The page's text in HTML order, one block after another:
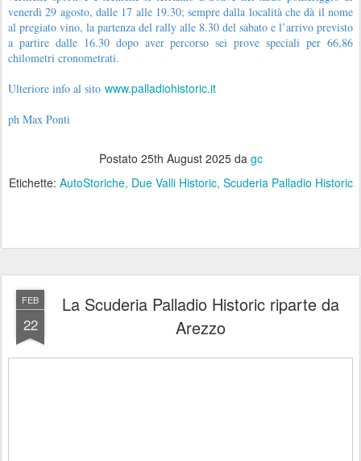
venerdì 29 agosto, dalle 17 alle 19.30; sempre dalla località che dà il nome
al pregiato vino, la partenza del rally alle 8.30 del sabato e l’arrivo previsto
a partire dalle 16.30 dopo aver percorso sei prove speciali per 66,86
chilometri cronometrati.
Ulteriore info al sito www.palladiohistoric.it
ph Max Ponti
Postato 25th August 2025da gc
Etichette: AutoStoriche Due Valli Historic Scuderia Palladio Historic
FEB
22
La Scuderia Palladio Historic riparte da
Arezzo